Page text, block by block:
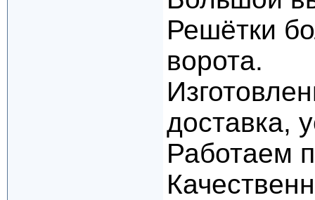
Решётки
ворота.
доставка,
Работаем